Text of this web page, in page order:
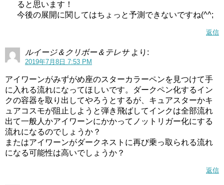
ると思います！
今後の展開に関してはちょっと予測できないですね(^^;
返信
ルイージ＆クリボー＆テレサ より:
2019年7月8日 7:53 PM
アイワーンがみずがめ座のスターカラーペンを見つけて手
に入れる流れになってほしいです。ダークペン化するイン
クの容器を取り出してやろうとするが、キュアスターかキ
ュアコスモが阻止しようと弾き飛ばしてインクは全部流れ
出て一般人かアイワーンにかかってノットリガー化にする
流れになるのでしょうか？
またはアイワーンがダークネストに再び乗っ取られる流れ
になる可能性は高いでしょうか？
返信